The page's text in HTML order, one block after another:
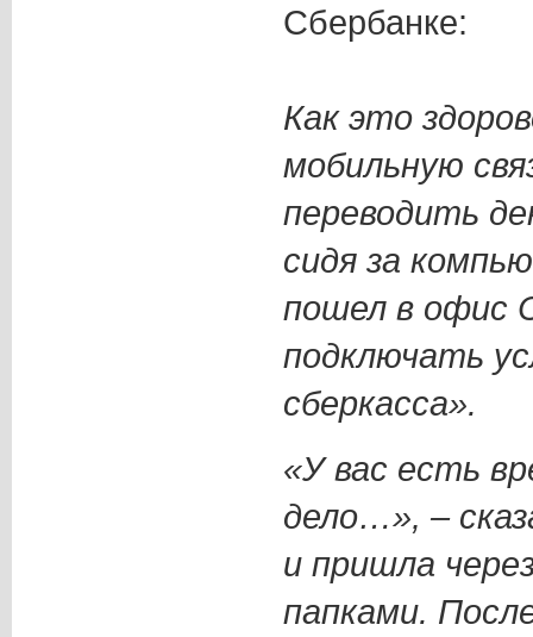
Сбербанке:
Как это
мобильную
переводить
сидя за
пошел в офис
подключать
сберкасса».
«У вас есть
дело…», –
и пришла
папками.